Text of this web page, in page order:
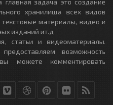
задача это создание
хранилища всех видов
материалы, видео и
изданий ит.д
статьи и видеоматериалы.
возможность
можете комментировать